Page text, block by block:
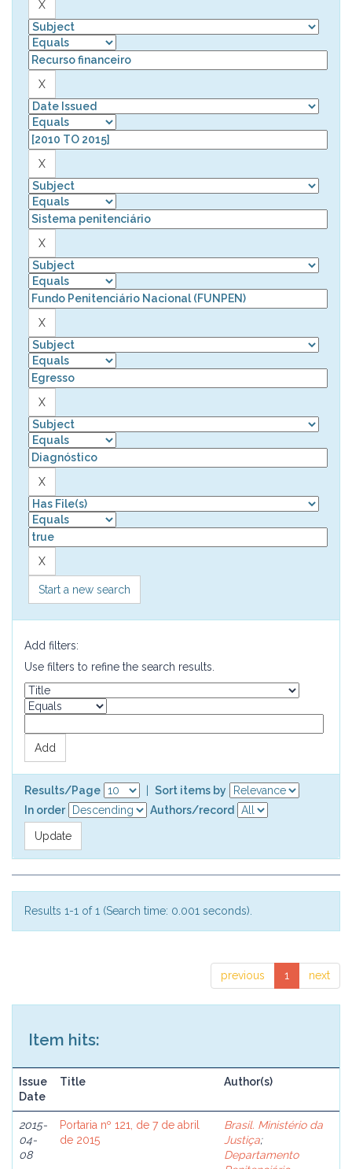
Start a new search
Add filters:
Use filters to refine the search results.
Results/Page
Sort items by
In order
Authors/record
Results 1-1 of 1 (Search time: 0.001 seconds).
previous 1 next
Item hits:
Issue
Date
Title Author(s)
2015-
04-
08
Portaria nº 121, de 7 de abril
de 2015
Brasil. Ministério da
Justiça;
Departamento